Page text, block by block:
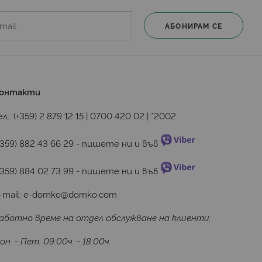
най-добрия избор за дома и офиса си. Без
каталогът на компанията гарантира
Тук винаги можете да се ориентирате за
пропускайте да се възползвате и от
АБОНИРАМ СЕ
(+359) 2 879 12 15 |0700 420 02 | *2002
882 43 66 29 - пишете ни и във
884 02 73 99 - пишете ни и във
mail:e-domko@domko.com
време на отдел обслужване на клиенти:
- Пет. 09:00ч. - 18:00ч.